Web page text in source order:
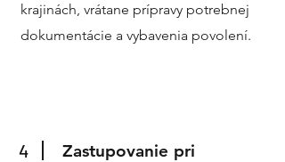
krajinách, vrátane prípravy potrebnej
dokumentácie a vybavenia povolení.
4
Zastupovanie pri